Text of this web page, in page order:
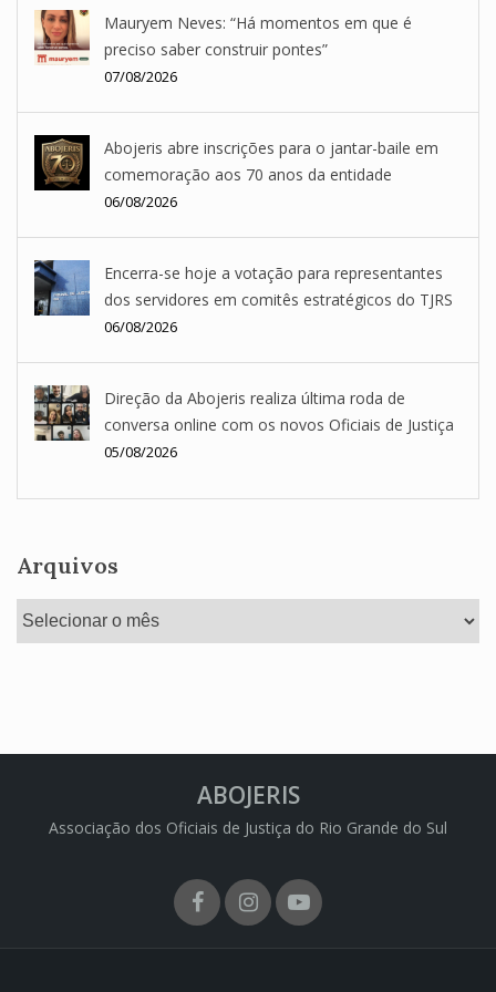
Mauryem Neves: “Há momentos em que é
preciso saber construir pontes”
07/08/2026
Abojeris abre inscrições para o jantar-baile em
comemoração aos 70 anos da entidade
06/08/2026
Encerra-se hoje a votação para representantes
dos servidores em comitês estratégicos do TJRS
06/08/2026
Direção da Abojeris realiza última roda de
conversa online com os novos Oficiais de Justiça
05/08/2026
Arquivos
Arquivos
ABOJERIS
Associação dos Oficiais de Justiça do Rio Grande do Sul
FacebookInstagram
Youtube